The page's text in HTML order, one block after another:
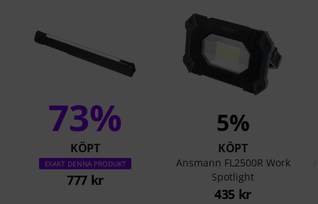
73%
KÖPT
EXAKT DENNA PRODUKT
777 kr
5%
KÖPT
Ansmann FL2500R Work
Spotlight
435 kr